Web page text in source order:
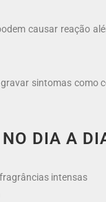
causar reação
sintomas
DIA A
intensas